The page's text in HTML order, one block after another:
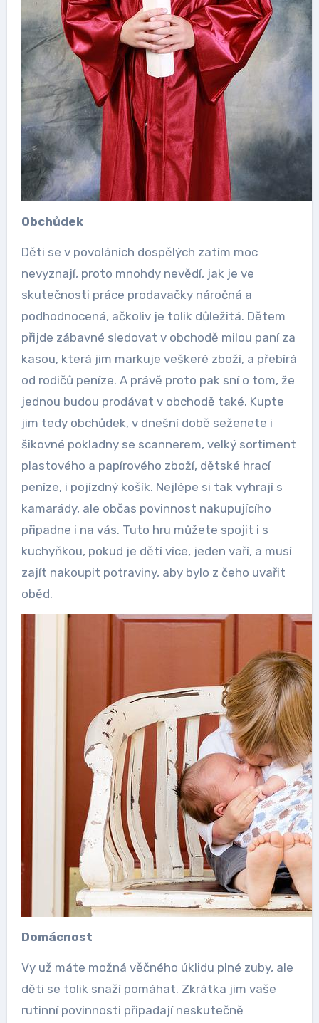
Obchůdek
Děti se v povoláních dospělých zatím moc
nevyznají, proto mnohdy nevědí, jak je ve
skutečnosti práce prodavačky náročná a
podhodnocená, ačkoliv je tolik důležitá. Dětem
přijde zábavné sledovat v obchodě milou paní za
kasou, která jim markuje veškeré zboží, a přebírá
od rodičů peníze. A právě proto pak sní o tom, že
jednou budou prodávat v obchodě také. Kupte
jim tedy obchůdek, v dnešní době seženete i
šikovné pokladny se scannerem, velký sortiment
plastového a papírového zboží, dětské hrací
peníze, i pojízdný košík. Nejlépe si tak vyhrají s
kamarády, ale občas povinnost nakupujícího
připadne i na vás. Tuto hru můžete spojit i s
kuchyňkou, pokud je dětí více, jeden vaří, a musí
zajít nakoupit potraviny, aby bylo z čeho uvařit
oběd.
Domácnost
Vy už máte možná věčného úklidu plné zuby, ale
děti se tolik snaží pomáhat. Zkrátka jim vaše
rutinní povinnosti připadají neskutečně